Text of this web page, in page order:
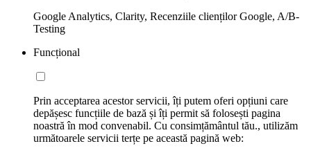
Google Analytics, Clarity, Recenziile clienților Google, A/B-
Testing
Funcțional
Prin acceptarea acestor servicii, îți putem oferi opțiuni care
depășesc funcțiile de bază și îți permit să folosești pagina
noastră în mod convenabil. Cu consimțământul tău., utilizăm
următoarele servicii terțe pe această pagină web: